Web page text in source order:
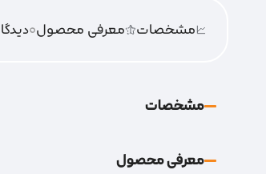
مشخصات معرفی محصول0
مشخصات
معرفی محصول